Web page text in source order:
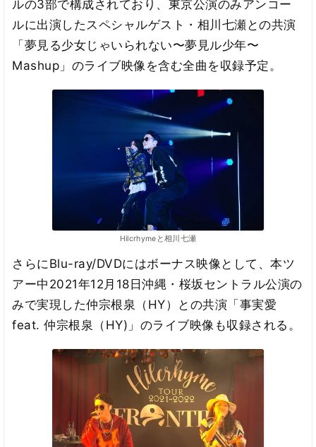
ルの3部で構成されており、東京公演のみアンコー
ルに出演したスペシャルゲスト・相川七瀬との共演
「夢見る少女じゃいられない〜夢見ル少年〜
Mashup」のライブ映像を含む全曲を収録予定。
Hilcrhymeと相川七瀬
さらにBlu-ray/DVDにはボーナス映像として、本ツ
アー中2021年12月18日沖縄・桜坂セントラル公演の
みで実現した仲宗根泉（HY）との共演「事実愛
feat. 仲宗根泉（HY)」のライブ映像も収録される。